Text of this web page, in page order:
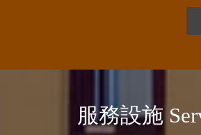
服務設施